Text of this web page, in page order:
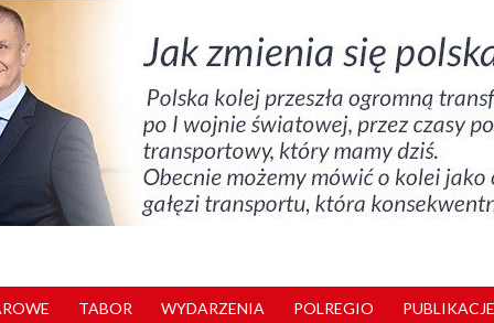
TABOR WYDARZENIA POLREGIO